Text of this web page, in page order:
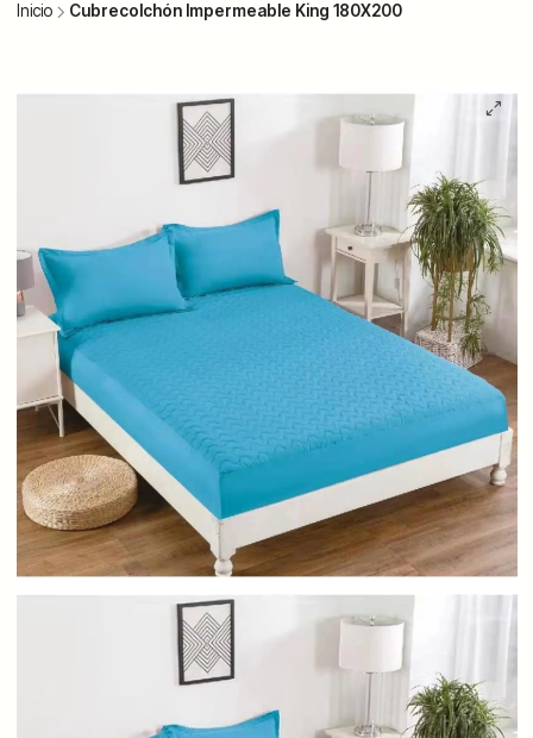
Inicio Cubrecolchón Impermeable King 180X200